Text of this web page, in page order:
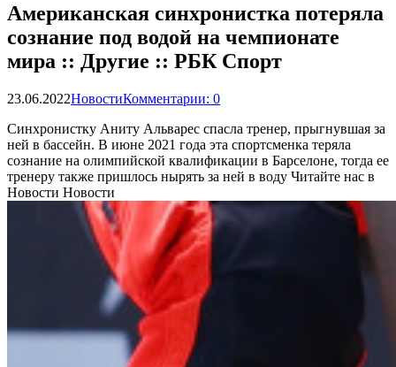
Американская синхронистка потеряла
сознание под водой на чемпионате
мира :: Другие :: РБК Спорт
23.06.2022НовостиКомментарии: 0
Синхронистку Аниту Альварес спасла тренер, прыгнувшая за
ней в бассейн. В июне 2021 года эта спортсменка теряла
сознание на олимпийской квалификации в Барселоне, тогда ее
тренеру также пришлось нырять за ней в воду Читайте нас в
Новости Новости